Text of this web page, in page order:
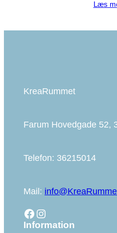
Læs
KreaRummet
Farum Hovedgade 52,
Telefon: 36215014
Mail:
Facebook Instagram
Information